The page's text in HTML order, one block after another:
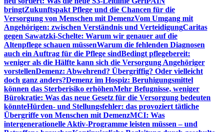
bringtZukunftspakt Pflege und die Chancen für die
Versorgung von Menschen mit DemenzVom Umgang mit
Angehörigen: zwischen Verständnis und VerteidigungCaritas
gegen Sawatzki-Schelte: Warum wir genauer auf die
Altenpflege schauen müssenWarum die fehlenden Diagnosen
auch ein Auftrag für die Pflege sindBedingt pflegebereit:
weniger als die Hälfte kann sich die Versorgung Angehöriger
vorstellenDemenz: Abwehrend? Übergriffig? Oder vielleicht
doch ganz anders?Demenz im Hospiz: Beruhigungsmittel
können das Sterberisiko erhöhenMehr Befugnisse, weniger
Bürokratie: Was das neue Gesetz für die Versorgung bedeuten
könnteHürden- und Stellungsfehler: das provoziert tätliche
Übergriffe von Menschen mit DemenzMCI: Was
intergenerationelle Aktiv-Programme leisten müssen – und